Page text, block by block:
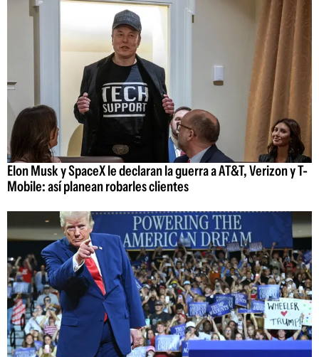
Elon Musk y SpaceX le declaran la guerra a AT&T, Verizon y T-
Mobile: así planean robarles clientes